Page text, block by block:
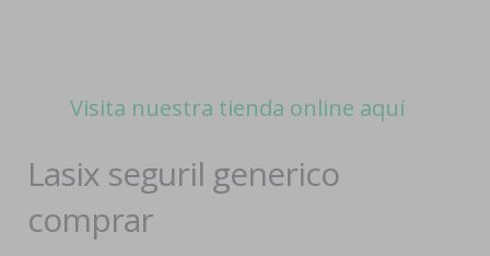
Visita nuestra tienda online aquí
Lasix seguril generico
comprar